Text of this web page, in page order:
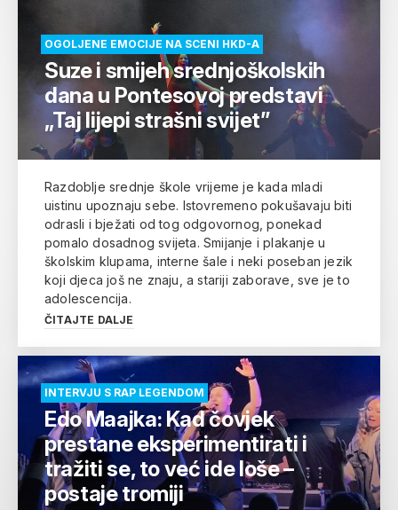
OGOLJENE EMOCIJE NA SCENI HKD-A
Suze i smijeh srednjoškolskih
dana u Pontesovoj predstavi
„Taj lijepi strašni svijet”
Razdoblje srednje škole vrijeme je kada mladi
uistinu upoznaju sebe. Istovremeno pokušavaju biti
odrasli i bježati od tog odgovornog, ponekad
pomalo dosadnog svijeta. Smijanje i plakanje u
školskim klupama, interne šale i neki poseban jezik
koji djeca još ne znaju, a stariji zaborave, sve je to
adolescencija.
ČITAJTE DALJE
INTERVJU S RAP LEGENDOM
Edo Maajka: Kad čovjek
prestane eksperimentirati i
tražiti se, to već ide loše –
postaje tromiji